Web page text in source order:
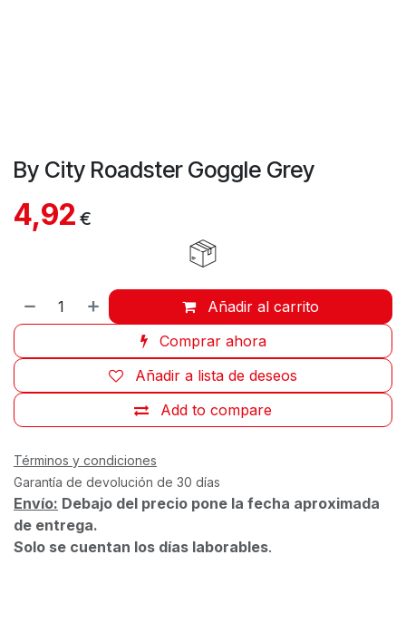
By City Roadster Goggle Grey
4,92 €
Añadir al carrito
Comprar ahora
Add to compare
Añadir a lista de deseos
Términos y condiciones
Garantía de devolución de 30 días
Envío: Debajo del precio pone la fecha aproximada
de entrega.
Solo se cuentan los días laborables.